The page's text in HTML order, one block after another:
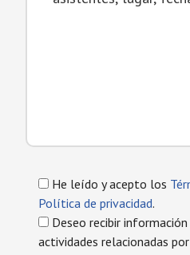
He leído y acepto los
Política de privacidad.
Deseo recibir
actividades relacionadas